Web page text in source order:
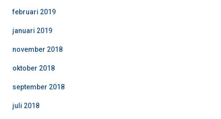
februari 2019
januari 2019
november 2018
oktober 2018
september 2018
juli 2018